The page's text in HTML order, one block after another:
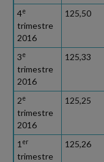
4e
trimestre
2016
125,50
3e
trimestre
2016
125,33
2e
trimestre
2016
125,25
1 er
trimestre
125,26